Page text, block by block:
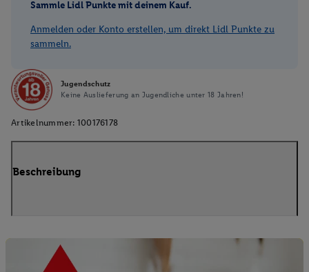
Sammle Lidl Punkte mit deinem Kauf.
Anmelden oder Konto erstellen, um direkt Lidl Punkte zu
sammeln.
Jugendschutz
Keine Auslieferung an Jugendliche unter 18 Jahren!
Artikelnummer: 100176178
Beschreibung